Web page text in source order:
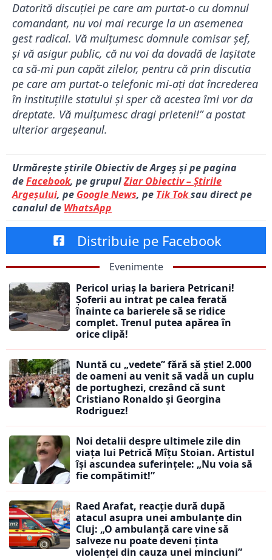
Datorită discuţiei pe care am purtat-o cu domnul
comandant, nu voi mai recurge la un asemenea
gest radical. Vă mulţumesc domnule comisar şef,
şi vă asigur public, că nu voi da dovadă de laşitate
ca să-mi pun capăt zilelor, pentru că prin discutia
pe care am purtat-o telefonic mi-aţi dat încrederea
în instituţiile statului şi sper că acestea îmi vor da
dreptate. Vă mulţumesc dragi prieteni!” a postat
ulterior argeșeanul.
Urmărește știrile Obiectiv de Argeș și pe pagina
deFacebook, pe grupulZiar Obiectiv – Știrile
Argeșului, pe Google News, pe Tik Toksau direct pe
canalul de WhatsApp
Distribuie pe Facebook
Evenimente
Pericol uriaș la bariera Petricani!
Șoferii au intrat pe calea ferată
înainte ca barierele să se ridice
complet. Trenul putea apărea în
orice clipă!
Nuntă cu „vedete” fără să știe! 2.000
de oameni au venit să vadă un cuplu
de portughezi, crezând că sunt
Cristiano Ronaldo și Georgina
Rodriguez!
Noi detalii despre ultimele zile din
viața lui Petrică Mîțu Stoian. Artistul
își ascundea suferințele: „Nu voia să
fie compătimit!”
Raed Arafat, reacție dură după
atacul asupra unei ambulanțe din
Cluj: „O ambulanță care vine să
salveze nu poate deveni ținta
violenței din cauza unei minciuni”